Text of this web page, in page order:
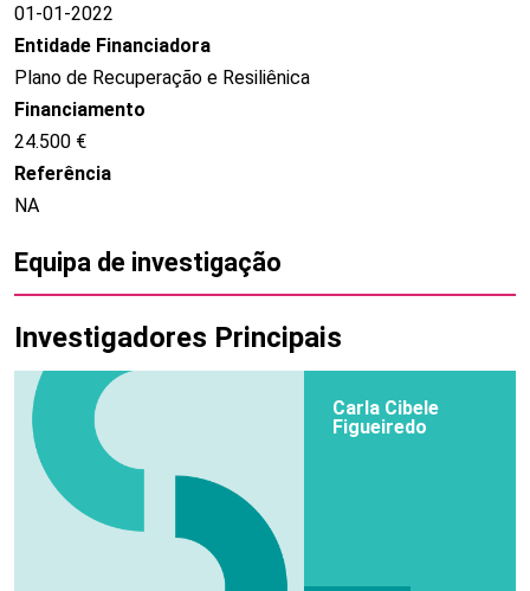
01-01-2022
Entidade Financiadora
Plano de Recuperação e Resiliênica
Financiamento
24.500 €
Referência
NA
Equipa de investigação
Investigadores Principais
Carla Cibele
Figueiredo